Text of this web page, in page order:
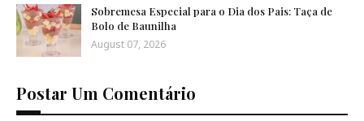
Sobremesa Especial para o Dia dos Pais: Taça de
Bolo de Baunilha
August 07, 2026
Postar Um Comentário